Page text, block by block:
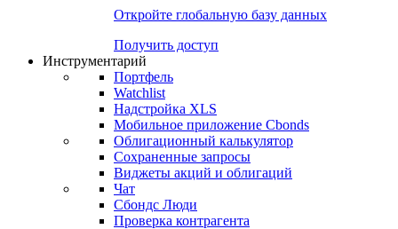
Откройте глобальную базу данных
Получить доступ
Инструментарий
Портфель
Watchlist
Надстройка XLS
Мобильное приложение Cbonds
Облигационный калькулятор
Сохраненные запросы
Виджеты акций и облигаций
Чат
Сбондс Люди
Проверка контрагента